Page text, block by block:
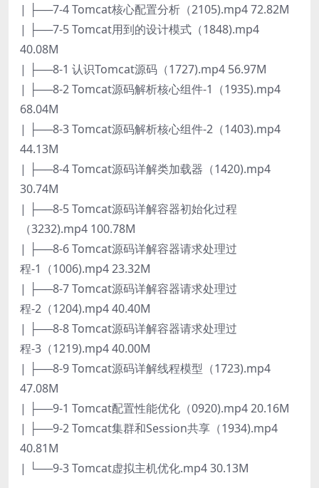
| ├──7-4 Tomcat核心配置分析（2105).mp4 72.82M
| ├──7-5 Tomcat用到的设计模式（1848).mp4
40.08M
| ├──8-1 认识Tomcat源码（1727).mp4 56.97M
| ├──8-2 Tomcat源码解析核心组件-1（1935).mp4
68.04M
| ├──8-3 Tomcat源码解析核心组件-2（1403).mp4
44.13M
| ├──8-4 Tomcat源码详解类加载器（1420).mp4
30.74M
| ├──8-5 Tomcat源码详解容器初始化过程
（3232).mp4 100.78M
| ├──8-6 Tomcat源码详解容器请求处理过
程-1（1006).mp4 23.32M
| ├──8-7 Tomcat源码详解容器请求处理过
程-2（1204).mp4 40.40M
| ├──8-8 Tomcat源码详解容器请求处理过
程-3（1219).mp4 40.00M
| ├──8-9 Tomcat源码详解线程模型（1723).mp4
47.08M
| ├──9-1 Tomcat配置性能优化（0920).mp4 20.16M
| ├──9-2 Tomcat集群和Session共享（1934).mp4
40.81M
| └──9-3 Tomcat虚拟主机优化.mp4 30.13M